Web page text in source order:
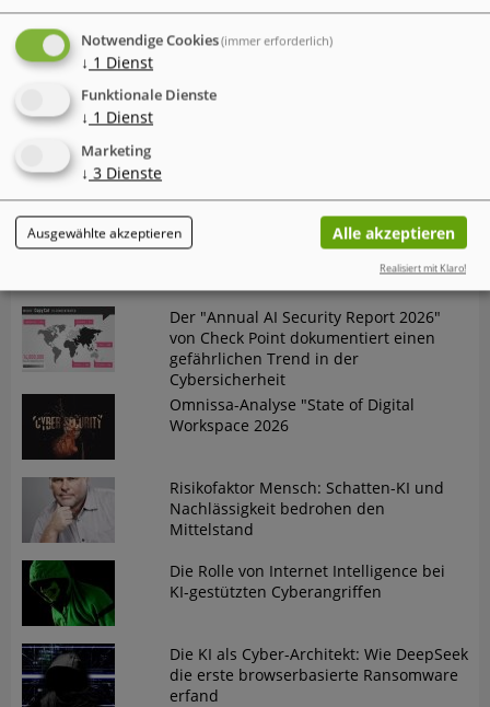
Cyberattacken betroffen als Windows-
Nutzer
Der neue Cyber Risk Report 2026 von
TrendAI (Trend Micro) zeigt eine
widersprüchliche Entwicklung
Der "Annual AI Security Report 2026"
von Check Point dokumentiert einen
gefährlichen Trend in der
Cybersicherheit
Omnissa-Analyse "State of Digital
Workspace 2026
Risikofaktor Mensch: Schatten-KI und
Nachlässigkeit bedrohen den
Mittelstand
Die Rolle von Internet Intelligence bei
KI-gestützten Cyberangriffen
Die KI als Cyber-Architekt: Wie DeepSeek
die erste browserbasierte Ransomware
erfand
Notwendige Cookies(immer erforderlich)
↓ 1 Dienst
Funktionale Dienste
↓ 1 Dienst
Marketing
↓ 3 Dienste
Ausgewählte akzeptieren Alle akzeptieren
Realisiert mit Klaro!